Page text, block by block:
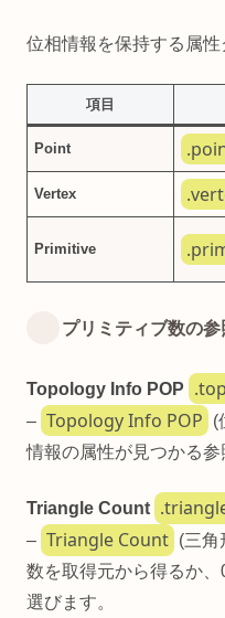
位相情報を保持する属性
項目
Point
Vertex
Primitive
プリミティブ数の参
Topology Info POP
– Topology Info POP
(
情報の属性が見つかる参
Triangle Count
– Triangle Count
(三
数を取得元から得るか
選びます。